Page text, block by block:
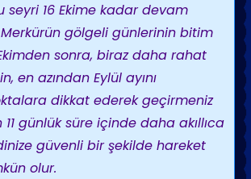
seyri 16 Ekime kadar devam
gölgeli günlerinin bitim
sonra, biraz daha rahat
en azından Eylül ayını
dikkat ederek geçirmeniz
günlük süre içinde daha akıllıca
güvenli bir şekilde hareket
olur.